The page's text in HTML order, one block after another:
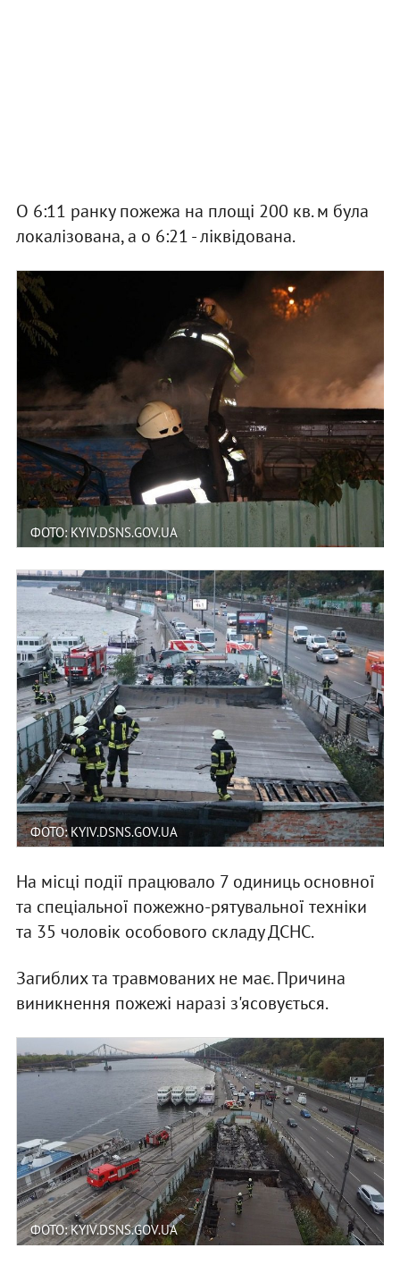
О 6:11 ранку пожежа на площі 200 кв. м була
локалізована, а о 6:21 - ліквідована.
ФОТО: KYIV.DSNS.GOV.UA
ФОТО: KYIV.DSNS.GOV.UA
На місці події працювало 7 одиниць основної
та спеціальної пожежно-рятувальної техніки
та 35 чоловік особового складу ДСНС.
Загиблих та травмованих не має. Причина
виникнення пожежі наразі з'ясовується.
ФОТО: KYIV.DSNS.GOV.UA